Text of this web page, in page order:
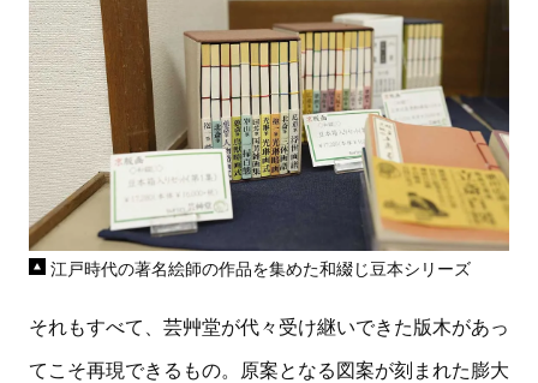
江戸時代の著名絵師の作品を集めた和綴じ豆本シリーズ
それもすべて、芸艸堂が代々受け継いできた版木があっ
てこそ再現できるもの。原案となる図案が刻まれた膨大